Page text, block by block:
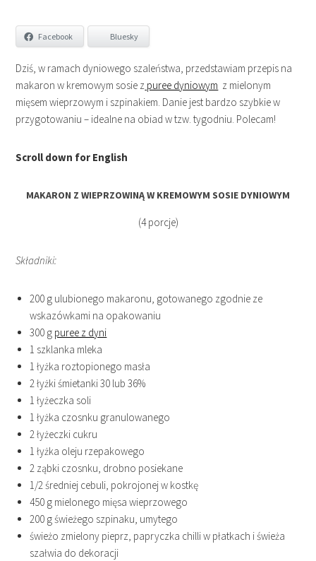
Facebook Bluesky
Dziś, w ramach dyniowego szaleństwa, przedstawiam przepis na
makaron w kremowym sosie z puree dyniowym z mielonym
mięsem wieprzowym i szpinakiem. Danie jest bardzo szybkie w
przygotowaniu – idealne na obiad w tzw. tygodniu. Polecam!
Scroll down for English
MAKARON Z WIEPRZOWINĄ W KREMOWYM SOSIE DYNIOWYM
(4 porcje)
Składniki:
200 g ulubionego makaronu, gotowanego zgodnie ze
wskazówkami na opakowaniu
300 g puree z dyni
1 szklanka mleka
1 łyżka roztopionego masła
2 łyżki śmietanki 30 lub 36%
1 łyżeczka soli
1 łyżka czosnku granulowanego
2 łyżeczki cukru
1 łyżka oleju rzepakowego
2 ząbki czosnku, drobno posiekane
1/2 średniej cebuli, pokrojonej w kostkę
450 g mielonego mięsa wieprzowego
200 g świeżego szpinaku, umytego
świeżo zmielony pieprz, papryczka chilli w płatkach i świeża
szałwia do dekoracji